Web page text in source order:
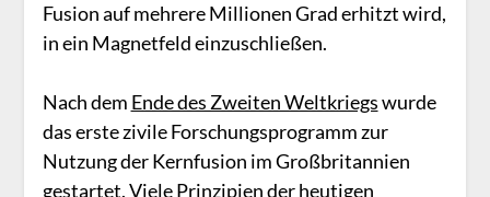
Fusion auf mehrere Millionen Grad erhitzt wird,
in ein Magnetfeld einzuschließen.
Nach dem Ende des Zweiten Weltkriegswurde
das erste zivile Forschungsprogramm zur
Nutzung der Kernfusion im Großbritannien
gestartet. Viele Prinzipien der heutigen